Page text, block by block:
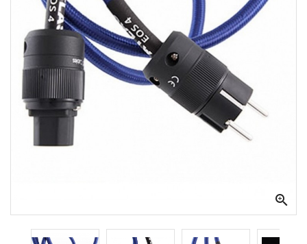
Snaarinstrumenten
Pro
Audio
Apparatuur
Opname
Apparatuur
Blaasinstrumenten
Microfoons
